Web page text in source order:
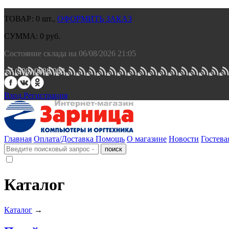
ТОВАР: 0 шт., ОФОРМИТЬ ЗАКАЗ
СУММА: 0 руб.
Состояние склада на 06/08/2026 21:05
+7 (900) 0688 008.
Вход.Регистрация
Главная Оплата/Доставка Помощь О магазине Новости
Каталог
Каталог →